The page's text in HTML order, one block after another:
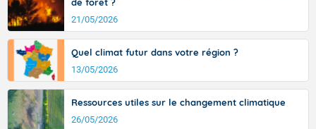
21/05/2026
Quel climat futur dans votre région ?
13/05/2026
Ressources utiles sur le changement climatique
26/05/2026